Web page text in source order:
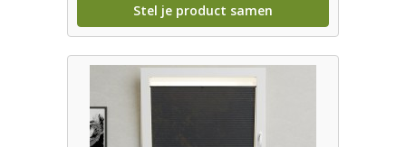
Stel je product samen